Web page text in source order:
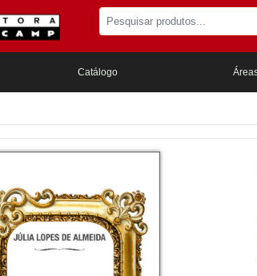
Catálogo